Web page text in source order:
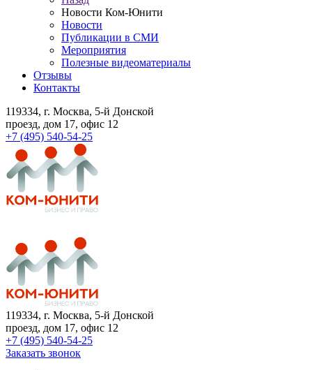
Новости Ком-Юнити
Новости
Публикации в СМИ
Мероприятия
Полезные видеоматериалы
Отзывы
Контакты
119334, г. Москва, 5-й Донской
проезд, дом 17, офис 12
+7 (495) 540-54-25
119334, г. Москва, 5-й Донской
проезд, дом 17, офис 12
+7 (495) 540-54-25
Заказать звонок